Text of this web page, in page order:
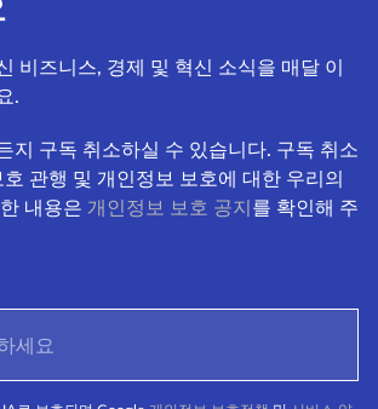
비즈니스, 경제 및 혁신 소식을 매달 이
.
지 구독 취소하실 수 있습니다. 구독 취소
관행 및 개인정보 보호에 대한 우리의
내용은 개인정보 보호 공지를 확인해 주